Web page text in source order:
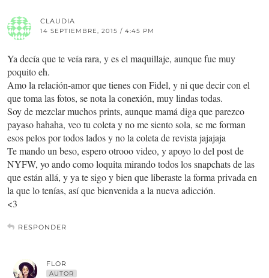
CLAUDIA
14 SEPTIEMBRE, 2015 / 4:45 PM
Ya decía que te veía rara, y es el maquillaje, aunque fue muy
poquito eh.
Amo la relación-amor que tienes con Fidel, y ni que decir con el
que toma las fotos, se nota la conexión, muy lindas todas.
Soy de mezclar muchos prints, aunque mamá diga que parezco
payaso hahaha, veo tu coleta y no me siento sola, se me forman
esos pelos por todos lados y no la coleta de revista jajajaja
Te mando un beso, espero otrooo video, y apoyo lo del post de
NYFW, yo ando como loquita mirando todos los snapchats de las
que están allá, y ya te sigo y bien que liberaste la forma privada en
la que lo tenías, así que bienvenida a la nueva adicción.
<3
RESPONDER
FLOR
AUTOR